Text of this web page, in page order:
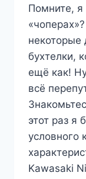
Помните, я
некоторые
бухтелки,
ещё как!
всё
этот раз я
условного
Kawasaki